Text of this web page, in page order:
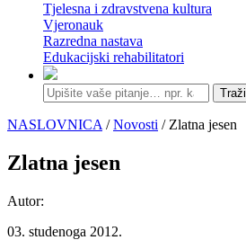
Tjelesna i zdravstvena kultura
Vjeronauk
Razredna nastava
Edukacijski rehabilitatori
Traži
NASLOVNICA /Novosti / Zlatna jesen
Zlatna jesen
Autor:
03. studenoga 2012.